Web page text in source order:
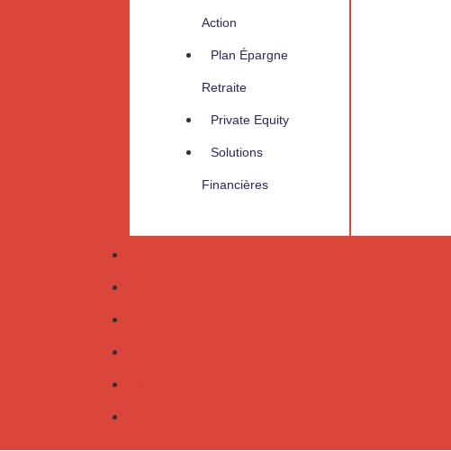
Action
Plan Épargne
Retraite
Private Equity
Solutions
Financières